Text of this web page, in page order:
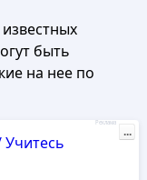
быть
на нее по
Реклама
...